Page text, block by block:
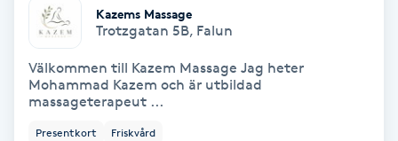
Skalpmassage
Skinbooster
Kazems Massage
Trotzgatan 5B, Falun
Välkommen till Kazem Massage Jag heter
Mohammad Kazem och är utbildad
massageterapeut ...
Presentkort Friskvård